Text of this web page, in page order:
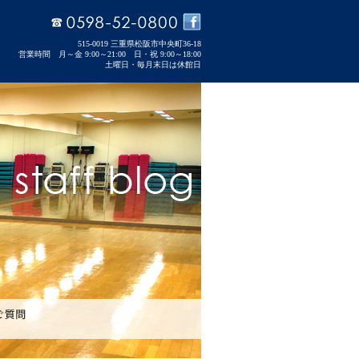
515-0019 三重県松阪市中央町36-18
営業時間 月～金 9:00～21:00 日・祝 9:00～18:00
土曜日・毎月末日は休館日